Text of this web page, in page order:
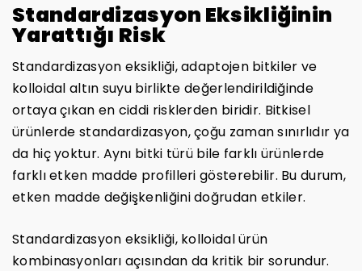
Standardizasyon Eksikliğinin
Yarattığı Risk
Standardizasyon eksikliği, adaptojen bitkiler ve
kolloidal altın suyu birlikte değerlendirildiğinde
ortaya çıkan en ciddi risklerden biridir. Bitkisel
ürünlerde standardizasyon, çoğu zaman sınırlıdır ya
da hiç yoktur. Aynı bitki türü bile farklı ürünlerde
farklı etken madde profilleri gösterebilir. Bu durum,
etken madde değişkenliğini doğrudan etkiler.
Standardizasyon eksikliği, kolloidal ürün
kombinasyonları açısından da kritik bir sorundur.